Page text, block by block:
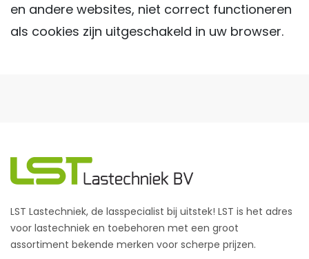
en andere websites, niet correct functioneren
als cookies zijn uitgeschakeld in uw browser.
LST Lastechniek, de lasspecialist bij uitstek! LST is het adres
voor lastechniek en toebehoren met een groot
assortiment bekende merken voor scherpe prijzen.